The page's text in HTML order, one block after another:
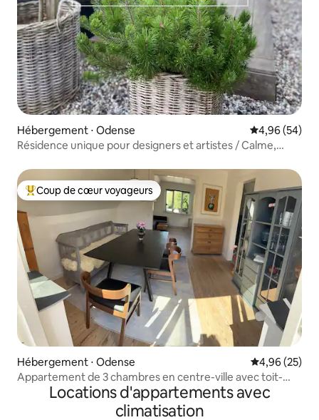
Hébergement ⋅ Odense Évaluation
4,96 (54)
Résidence unique pour designers et artistes / Calme,
Coups de cœur voyageurs les plus appréciés
Coup de cœur voyageurs
Hébergement ⋅ Odense Évaluation
4,96 (25)
Appartement de 3 chambres en centre-ville avec toit-
terrasseLocations d'appartements avec
climatisation